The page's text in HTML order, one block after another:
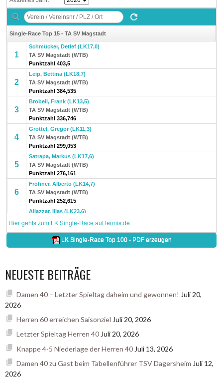
NEUESTE BEITRÄGE
Damen 40 – Letzter Spieltag daheim und gewonnen! Juli 20,
2026
Herren 60 erreichen Saisonziel Juli 20, 2026
Letzter Spieltag Herren 40 Juli 20, 2026
Knappe 4-5 Niederlage der Herren 40 Juli 13, 2026
Damen 40 zu Gast beim Tabellenführer TSV Dagersheim Juli 12,
2026